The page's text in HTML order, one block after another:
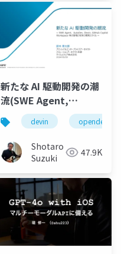
spring boot java21
新たな AI 駆動開発の潮
流(SWE Agent,
AutoDev,Devin,
GitHub Copilot
Workspace等)
devin opendevin
Shotaro
Suzuki
47.9K